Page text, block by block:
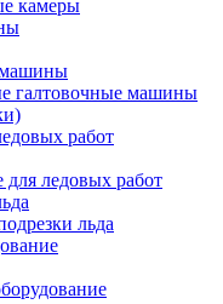
камеры
машины
галтовочные машины
работ
ледовых работ
льда